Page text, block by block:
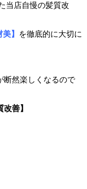
当店自慢の髪質改
】
を徹底的に大切に
断然楽しくなるので
改善】